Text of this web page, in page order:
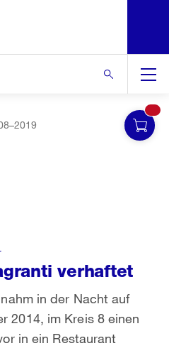
verhaftet
in der Nacht auf
2014, im Kreis 8 einen
in ein Restaurant